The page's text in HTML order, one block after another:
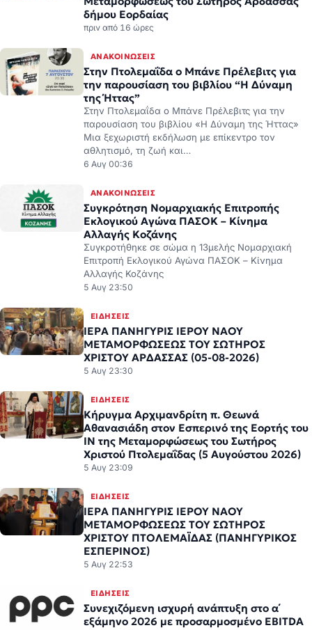
δήμου Εορδαίας
πριν από 16 ώρες
ΑΝΑΚΟΙΝΏΣΕΙΣ
Στην Πτολεμαΐδα ο Μπάνε Πρέλεβιτς για
την παρουσίαση του βιβλίου “Η Δύναμη
της Ήττας”
Στην Πτολεμαΐδα ο Μπάνε Πρέλεβιτς για την
παρουσίαση του βιβλίου «Η Δύναμη της Ήττας»
Μια ξεχωριστή εκδήλωση με επίκεντρο τον
αθλητισμό, τη ζωή και…
6 Αυγ 00:36
ΑΝΑΚΟΙΝΏΣΕΙΣ
Συγκρότηση Νομαρχιακής Επιτροπής
Εκλογικού Αγώνα ΠΑΣΟΚ – Κίνημα
Αλλαγής Κοζάνης
Συγκροτήθηκε σε σώμα η 13μελής Νομαρχιακή
Επιτροπή Εκλογικού Αγώνα ΠΑΣΟΚ – Κίνημα
Αλλαγής Κοζάνης
5 Αυγ 23:50
ΕΙΔΉΣΕΙΣ
ΙΕΡΑ ΠΑΝΗΓΥΡΙΣ ΙΕΡΟΥ ΝΑΟΥ
ΜΕΤΑΜΟΡΦΩΣΕΩΣ ΤΟΥ ΣΩΤΗΡΟΣ
ΧΡΙΣΤΟΥ ΑΡΔΑΣΣΑΣ (05-08-2026)
5 Αυγ 23:30
ΕΙΔΉΣΕΙΣ
Κήρυγμα Αρχιμανδρίτη π. Θεωνά
Αθανασιάδη στον Εσπερινό της Εορτής του
ΙΝ της Μεταμορφώσεως του Σωτήρος
Χριστού Πτολεμαΐδας (5 Αυγούστου 2026)
5 Αυγ 23:09
ΕΙΔΉΣΕΙΣ
ΙΕΡΑ ΠΑΝΗΓΥΡΙΣ ΙΕΡΟΥ ΝΑΟΥ
ΜΕΤΑΜΟΡΦΩΣΕΩΣ ΤΟΥ ΣΩΤΗΡΟΣ
ΧΡΙΣΤΟΥ ΠΤΟΛΕΜΑΪΔΑΣ (ΠΑΝΗΓΥΡΙΚΟΣ
ΕΣΠΕΡΙΝΟΣ)
5 Αυγ 22:53
ΕΙΔΉΣΕΙΣ
Συνεχιζόμενη ισχυρή ανάπτυξη στο α΄
εξάμηνο 2026 με προσαρμοσμένο EBITDA